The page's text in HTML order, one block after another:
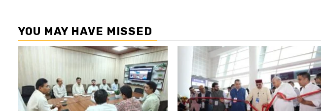
YOU MAY HAVE MISSED